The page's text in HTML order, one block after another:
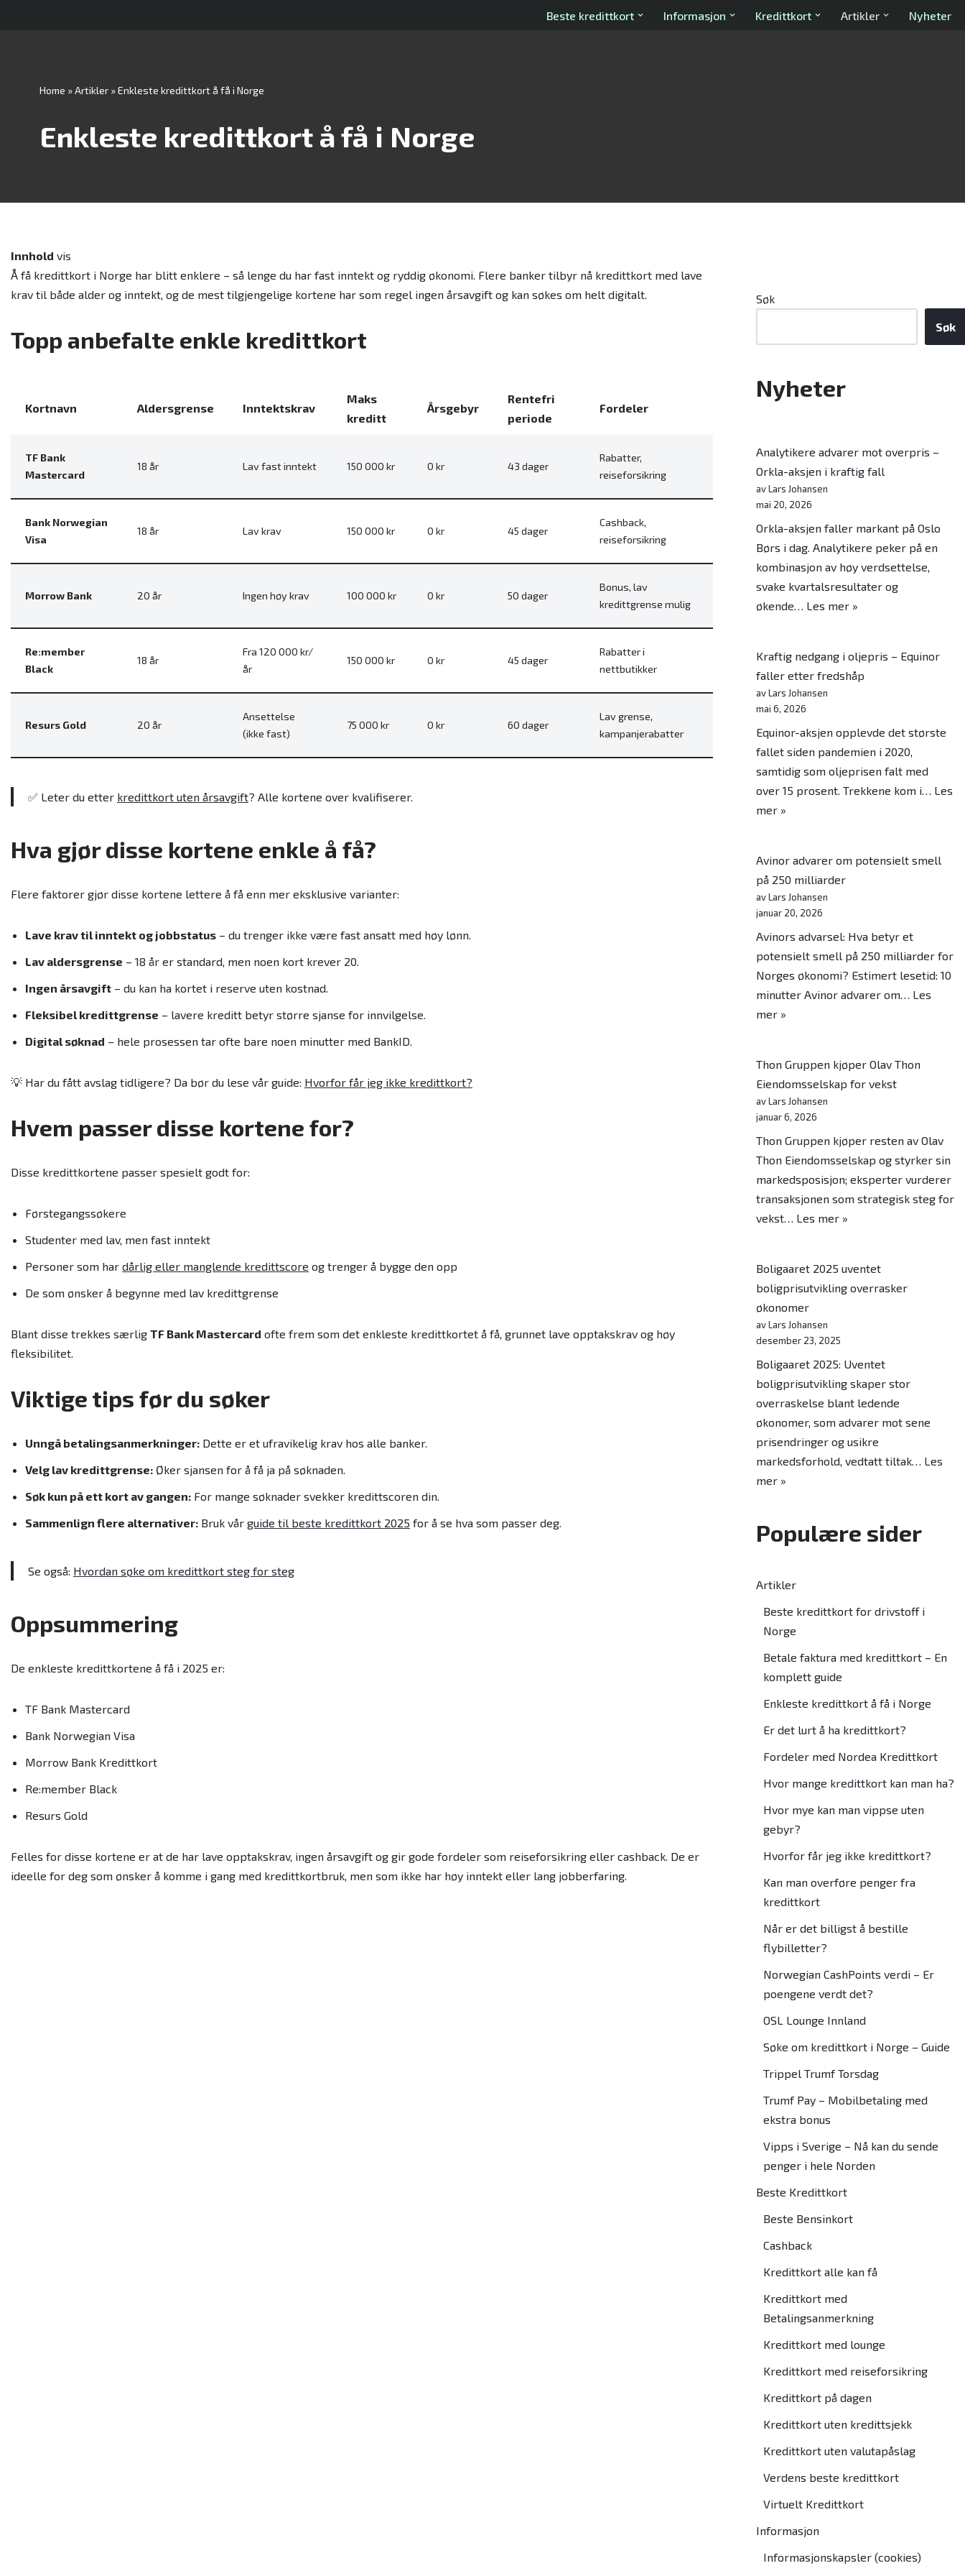
Beste kredittkort Informasjon Kredittkort Artikler Nyheter
Home »Artikler »Enkleste kredittkort å få i Norge
Enkleste kredittkort å få i Norge
Innhold vis
Å få kredittkort i Norge har blitt enklere – så lenge du har fast inntekt og ryddig økonomi. Flere banker tilbyr nå kredittkort med lave
krav til både alder og inntekt, og de mest tilgjengelige kortene har som regel ingen årsavgift og kan søkes om helt digitalt.
Topp anbefalte enkle kredittkort
Kortnavn Aldersgrense Inntektskrav
Maks
kreditt
Årsgebyr
Rentefri
periode
Fordeler
TF Bank
Mastercard
18 år Lav fast inntekt 150 000 kr 0 kr 43 dager
Rabatter,
reiseforsikring
Bank Norwegian
Visa
18 år Lav krav 150 000 kr 0 kr 45 dager
Cashback,
reiseforsikring
Morrow Bank 20 år Ingen høy krav 100 000 kr 0 kr 50 dager
Bonus, lav
kredittgrense mulig
Re:member
Black
18 år
Fra 120 000 kr/
år
150 000 kr 0 kr 45 dager
Rabatter i
nettbutikker
Resurs Gold 20 år
Ansettelse
(ikke fast)
75 000 kr 0 kr 60 dager
Lav grense,
kampanjerabatter
✅ Leter du etter kredittkort uten årsavgift? Alle kortene over kvalifiserer.
Hva gjør disse kortene enkle å få?
Flere faktorer gjør disse kortene lettere å få enn mer eksklusive varianter:
Lave krav til inntekt og jobbstatus – du trenger ikke være fast ansatt med høy lønn.
Lav aldersgrense – 18 år er standard, men noen kort krever 20.
Ingen årsavgift – du kan ha kortet i reserve uten kostnad.
Fleksibel kredittgrense – lavere kreditt betyr større sjanse for innvilgelse.
Digital søknad – hele prosessen tar ofte bare noen minutter med BankID.
💡 Har du fått avslag tidligere? Da bør du lese vår guide: Hvorfor får jeg ikke kredittkort?
Hvem passer disse kortene for?
Disse kredittkortene passer spesielt godt for:
Førstegangssøkere
Studenter med lav, men fast inntekt
Personer som har dårlig eller manglende kredittscore og trenger å bygge den opp
De som ønsker å begynne med lav kredittgrense
Blant disse trekkes særlig TF Bank Mastercard ofte frem som det enkleste kredittkortet å få, grunnet lave opptakskrav og høy
fleksibilitet.
Viktige tips før du søker
Unngå betalingsanmerkninger: Dette er et ufravikelig krav hos alle banker.
Velg lav kredittgrense: Øker sjansen for å få ja på søknaden.
Søk kun på ett kort av gangen: For mange søknader svekker kredittscoren din.
Sammenlign flere alternativer: Bruk vår guide til beste kredittkort 2025 for å se hva som passer deg.
Se også: Hvordan søke om kredittkort steg for steg
Oppsummering
De enkleste kredittkortene å få i 2025 er:
TF Bank Mastercard
Bank Norwegian Visa
Morrow Bank Kredittkort
Re:member Black
Resurs Gold
Felles for disse kortene er at de har lave opptakskrav, ingen årsavgift og gir gode fordeler som reiseforsikring eller cashback. De er
ideelle for deg som ønsker å komme i gang med kredittkortbruk, men som ikke har høy inntekt eller lang jobberfaring.
Søk
Søk
Nyheter
Analytikere advarer mot overpris –
Orkla-aksjen i kraftig fall
av Lars Johansen
mai 20, 2026
Orkla-aksjen faller markant på Oslo
Børs i dag. Analytikere peker på en
kombinasjon av høy verdsettelse,
svake kvartalsresultater og
økende… Les mer »
Kraftig nedgang i oljepris – Equinor
faller etter fredshåp
av Lars Johansen
mai 6, 2026
Equinor-aksjen opplevde det største
fallet siden pandemien i 2020,
samtidig som oljeprisen falt med
over 15 prosent. Trekkene kom i… Les
mer »
Avinor advarer om potensielt smell
på 250 milliarder
av Lars Johansen
januar 20, 2026
Avinors advarsel: Hva betyr et
potensielt smell på 250 milliarder for
Norges økonomi? Estimert lesetid: 10
minutter Avinor advarer om… Les
mer »
Thon Gruppen kjøper Olav Thon
Eiendomsselskap for vekst
av Lars Johansen
januar 6, 2026
Thon Gruppen kjøper resten av Olav
Thon Eiendomsselskap og styrker sin
markedsposisjon; eksperter vurderer
transaksjonen som strategisk steg for
vekst… Les mer »
Boligaaret 2025 uventet
boligprisutvikling overrasker
økonomer
av Lars Johansen
desember 23, 2025
Boligaaret 2025: Uventet
boligprisutvikling skaper stor
overraskelse blant ledende
økonomer, som advarer mot sene
prisendringer og usikre
markedsforhold, vedtatt tiltak… Les
mer »
Populære sider
Artikler
Beste kredittkort for drivstoff i
Norge
Betale faktura med kredittkort – En
komplett guide
Enkleste kredittkort å få i Norge
Er det lurt å ha kredittkort?
Fordeler med Nordea Kredittkort
Hvor mange kredittkort kan man ha?
Hvor mye kan man vippse uten
gebyr?
Hvorfor får jeg ikke kredittkort?
Kan man overføre penger fra
kredittkort
Når er det billigst å bestille
flybilletter?
Norwegian CashPoints verdi – Er
poengene verdt det?
OSL Lounge Innland
Søke om kredittkort i Norge – Guide
Trippel Trumf Torsdag
Trumf Pay – Mobilbetaling med
ekstra bonus
Vipps i Sverige – Nå kan du sende
penger i hele Norden
Beste Kredittkort
Beste Bensinkort
Cashback
Kredittkort alle kan få
Kredittkort med
Betalingsanmerkning
Kredittkort med lounge
Kredittkort med reiseforsikring
Kredittkort på dagen
Kredittkort uten kredittsjekk
Kredittkort uten valutapåslag
Verdens beste kredittkort
Virtuelt Kredittkort
Informasjon
Informasjonskapsler (cookies)